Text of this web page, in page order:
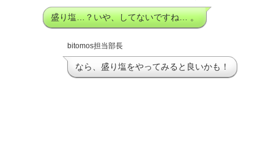
盛り塩…？いや、してないですね… 。
bitomos担当部長
なら、盛り塩をやってみると良いかも！